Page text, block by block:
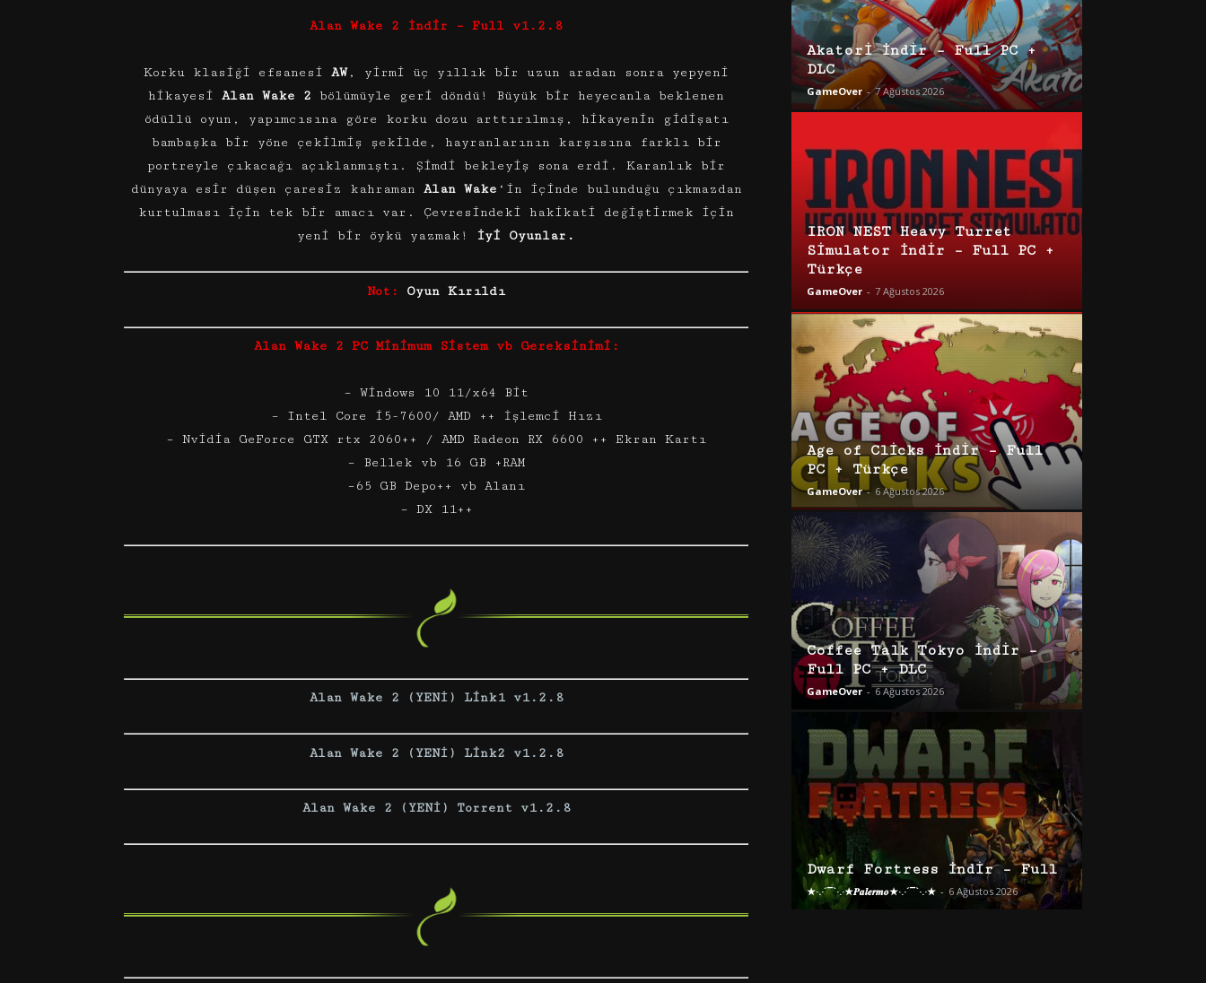
Alan Wake 2 İndir – Full v1.2.8
Korku klasiği efsanesi AW, yirmi üç yıllık bir uzun aradan sonra yepyeni
hikayesi Alan Wake 2 bölümüyle geri döndü! Büyük bir heyecanla beklenen
ödüllü oyun, yapımcısına göre korku dozu arttırılmış, hikayenin gidişatı
bambaşka bir yöne çekilmiş şekilde, hayranlarının karşısına farklı bir
portreyle çıkacağı açıklanmıştı. Şimdi bekleyiş sona erdi. Karanlık bir
dünyaya esir düşen çaresiz kahraman Alan Wake ‘in içinde bulunduğu çıkmazdan
kurtulması için tek bir amacı var. Çevresindeki hakikati değiştirmek için
yeni bir öykü yazmak!
İyi Oyunlar.
Not: Oyun Kırıldı
Alan Wake 2 PC Minimum Sistem vb Gereksinimi:
– Windows 10 11/x64 Bit
– Intel Core i5-7600/ AMD ++ İşlemci Hızı
– Nvidia GeForce GTX rtx 2060++ / AMD Radeon RX 6600 ++ Ekran Kartı
– Bellek vb 16 GB +RAM
–65 GB Depo++ vb Alanı
– DX 11++
Alan Wake 2 (YENİ) Link1 v1.2.8
Alan Wake 2 (YENİ) Link2 v1.2.8
Alan Wake 2 (YENİ) Torrent v1.2.8
Akatori İndir – Full PC +
DLC
GameOver - 7 Ağustos 2026
IRON NEST Heavy Turret
Simulator İndir – Full PC +
Türkçe
GameOver - 7 Ağustos 2026
Age of Clicks İndir – Full
PC + Türkçe
GameOver - 6 Ağustos 2026
Coffee Talk Tokyo İndir –
Full PC + DLC
GameOver - 6 Ağustos 2026
Dwarf Fortress İndir – Full
★·.·´¯`·.·★𝑷𝒂𝒍𝒆𝒓𝒎𝒐★·.·´¯`·.·★ - 6 Ağustos 2026